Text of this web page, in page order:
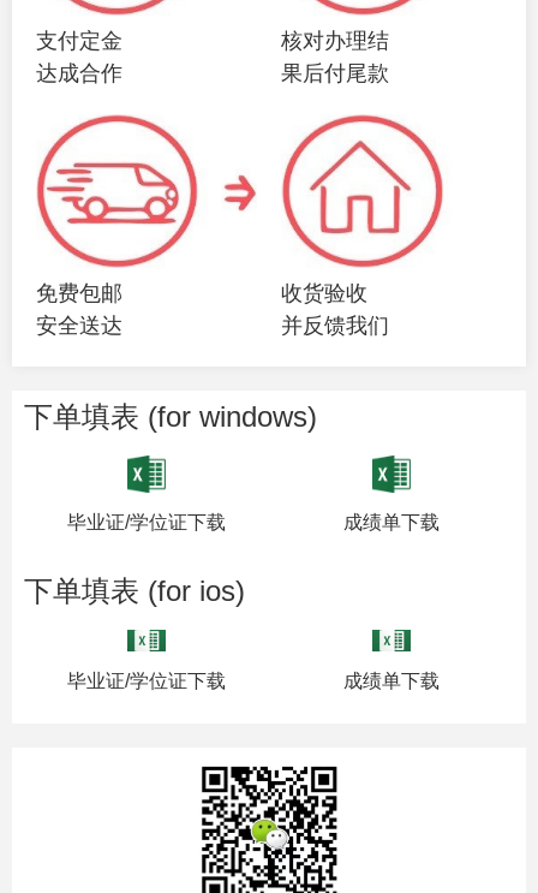
支付定金
达成合作
核对办理结
果后付尾款
免费包邮
安全送达
收货验收
并反馈我们
下单填表 (for windows)
毕业证/学位证下载 成绩单下载
下单填表 (for ios)
毕业证/学位证下载 成绩单下载